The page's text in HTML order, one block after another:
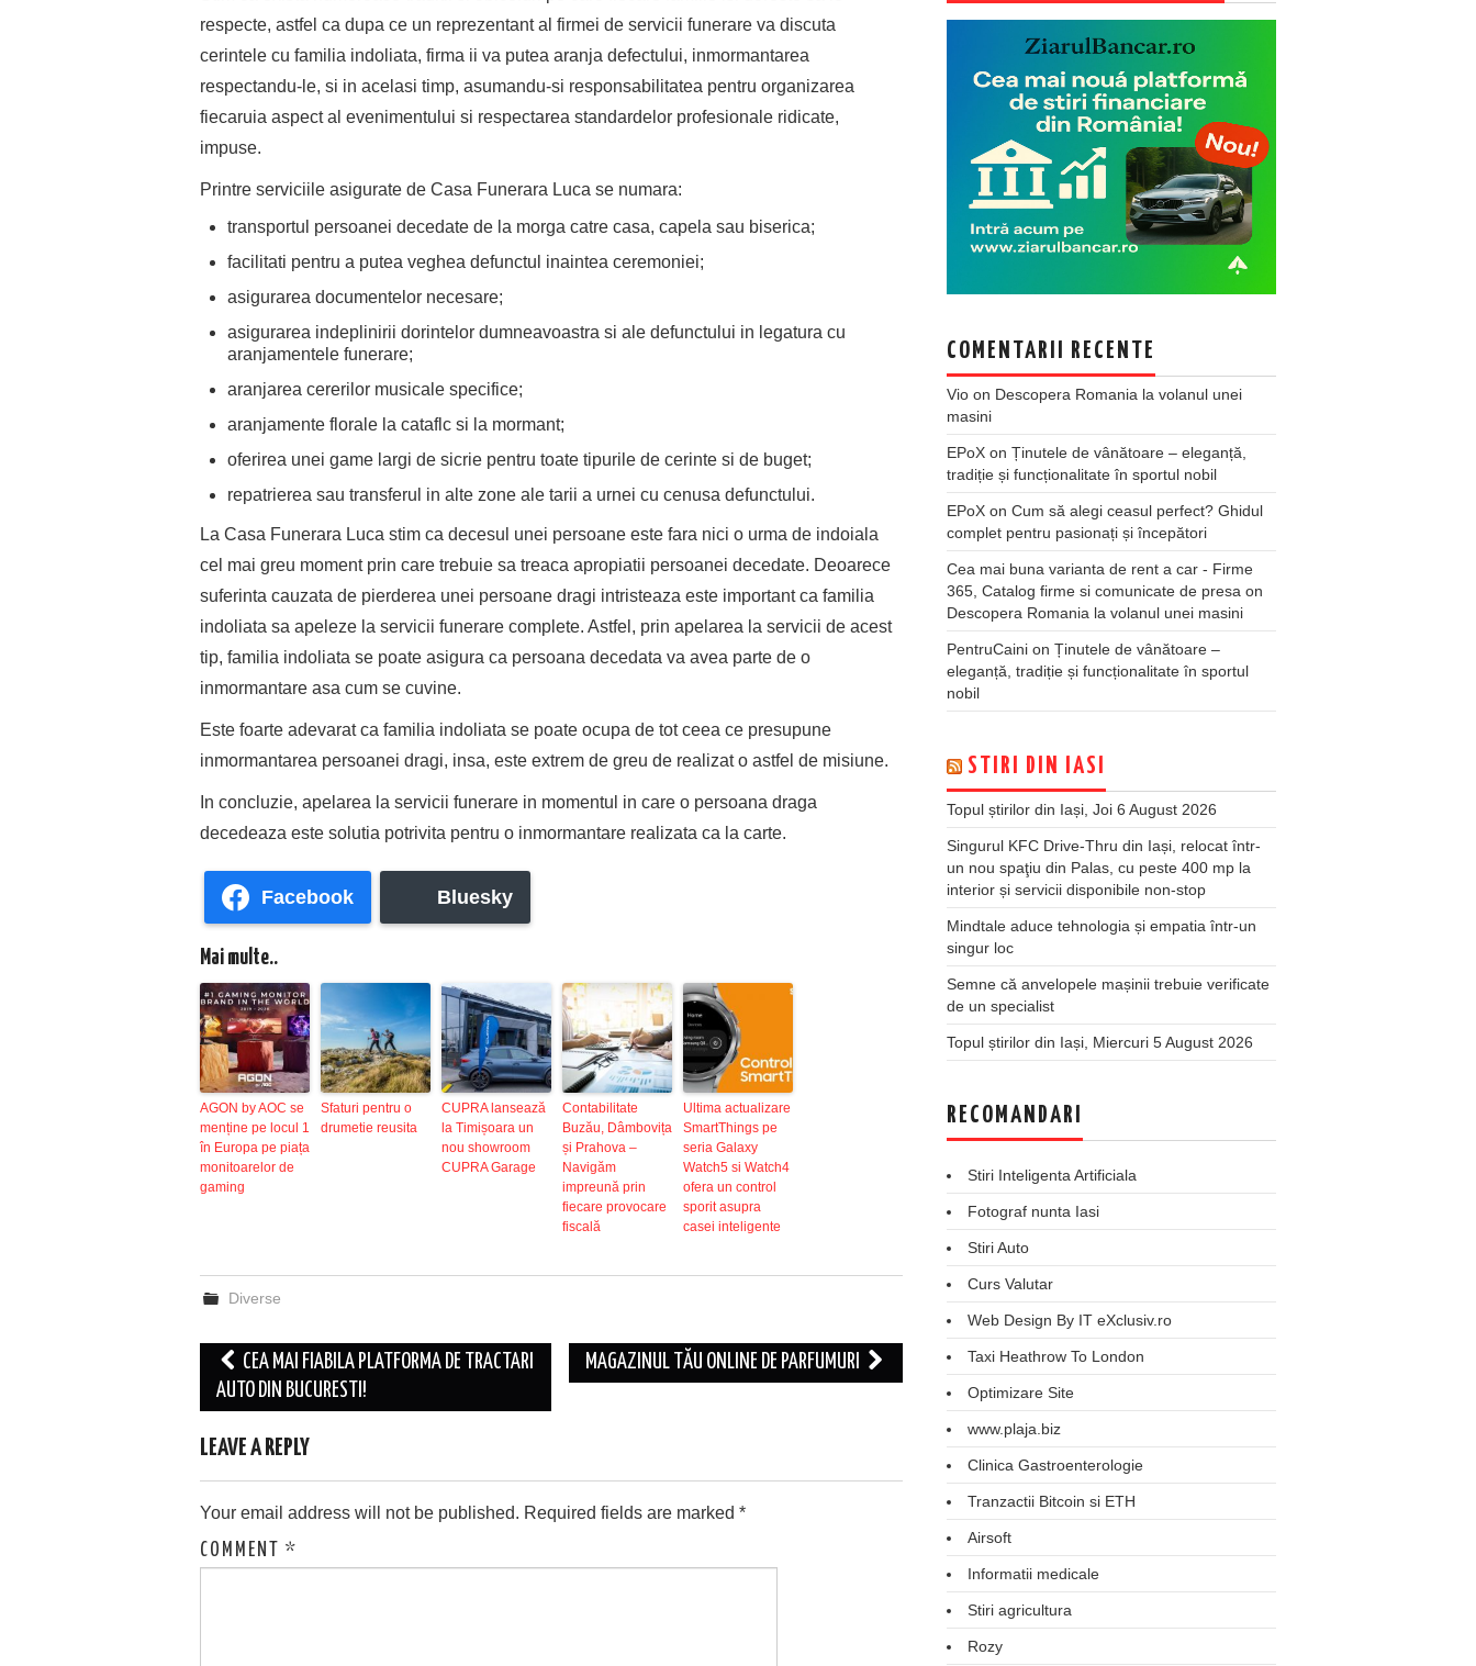
respecte, astfel ca dupa ce un reprezentant al firmei de servicii funerare va discuta
cerintele cu familia indoliata, firma ii va putea aranja defectului, inmormantarea
respectandu-le, si in acelasi timp, asumandu-si responsabilitatea pentru organizarea
fiecaruia aspect al evenimentului si respectarea standardelor profesionale ridicate,
impuse.
Printre serviciile asigurate de Casa Funerara Luca se numara:
transportul persoanei decedate de la morga catre casa, capela sau biserica;
facilitati pentru a putea veghea defunctul inaintea ceremoniei;
asigurarea documentelor necesare;
asigurarea indeplinirii dorintelor dumneavoastra si ale defunctului in legatura cu
aranjamentele funerare;
aranjarea cererilor musicale specifice;
aranjamente florale la cataflc si la mormant;
oferirea unei game largi de sicrie pentru toate tipurile de cerinte si de buget;
repatrierea sau transferul in alte zone ale tarii a urnei cu cenusa defunctului.
La Casa Funerara Luca stim ca decesul unei persoane este fara nici o urma de indoiala
cel mai greu moment prin care trebuie sa treaca apropiatii persoanei decedate. Deoarece
suferinta cauzata de pierderea unei persoane dragi intristeaza este important ca familia
indoliata sa apeleze la servicii funerare complete. Astfel, prin apelarea la servicii de acest
tip, familia indoliata se poate asigura ca persoana decedata va avea parte de o
inmormantare asa cum se cuvine.
Este foarte adevarat ca familia indoliata se poate ocupa de tot ceea ce presupune
inmormantarea persoanei dragi, insa, este extrem de greu de realizat o astfel de misiune.
In concluzie, apelarea la servicii funerare in momentul in care o persoana draga
decedeaza este solutia potrivita pentru o inmormantare realizata ca la carte.
Facebook Bluesky
Mai multe..
AGON by AOC se
menține pe locul 1
în Europa pe piața
monitoarelor de
gaming
Sfaturi pentru o
drumetie reusita
CUPRA lansează
la Timișoara un
nou showroom
CUPRA Garage
Contabilitate
Buzău, Dâmbovița
și Prahova –
Navigăm
impreună prin
fiecare provocare
fiscală
Ultima actualizare
SmartThings pe
seria Galaxy
Watch5 si Watch4
ofera un control
sporit asupra
casei inteligente
Diverse
Post
navigation
CEA MAI FIABILA PLATFORMA DE TRACTARI
AUTO DIN BUCURESTI!
MAGAZINUL TĂU ONLINE DE PARFUMURI
LEAVE A REPLY
Your email address will not be published. Required fields are marked *
COMMENT *
COMENTARII RECENTE
Vio on Descopera Romania la volanul unei
masini
EPoX on Ținutele de vânătoare – eleganță,
tradiție și funcționalitate în sportul nobil
EPoX on Cum să alegi ceasul perfect? Ghidul
complet pentru pasionați și începători
Cea mai buna varianta de rent a car - Firme
365, Catalog firme si comunicate de presa on
Descopera Romania la volanul unei masini
PentruCaini on Ținutele de vânătoare –
eleganță, tradiție și funcționalitate în sportul
nobil
STIRI DIN IASI
Topul știrilor din Iași, Joi 6 August 2026
Singurul KFC Drive-Thru din Iași, relocat într-
un nou spaţiu din Palas, cu peste 400 mp la
interior și servicii disponibile non-stop
Mindtale aduce tehnologia și empatia într-un
singur loc
Semne că anvelopele mașinii trebuie verificate
de un specialist
Topul știrilor din Iași, Miercuri 5 August 2026
RECOMANDARI
Stiri Inteligenta Artificiala
Fotograf nunta Iasi
Stiri Auto
Curs Valutar
Web Design By IT eXclusiv.ro
Taxi Heathrow To London
Optimizare Site
www.plaja.biz
Clinica Gastroenterologie
Tranzactii Bitcoin si ETH
Airsoft
Informatii medicale
Stiri agricultura
Rozy